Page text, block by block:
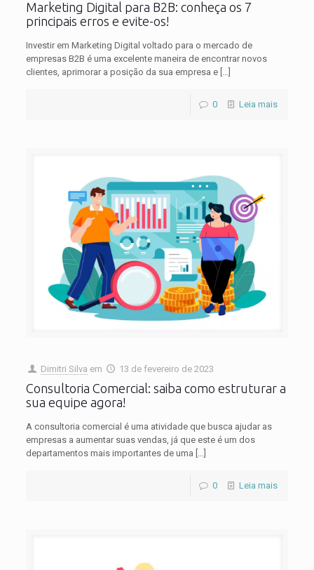
Marketing Digital para B2B: conheça os 7
principais erros e evite-os!
Investir em Marketing Digital voltado para o mercado de
empresas B2B é uma excelente maneira de encontrar novos
clientes, aprimorar a posição da sua empresa e[…]
0 Leia mais
Dimitri Silva em 13 de fevereiro de 2023
Consultoria Comercial: saiba como estruturar a
sua equipe agora!
A consultoria comercial é uma atividade que busca ajudar as
empresas a aumentar suas vendas, já que este é um dos
departamentos mais importantes de uma
0 Leia mais